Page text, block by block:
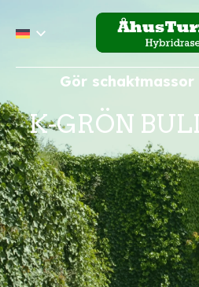
Gör
K-GRÖN